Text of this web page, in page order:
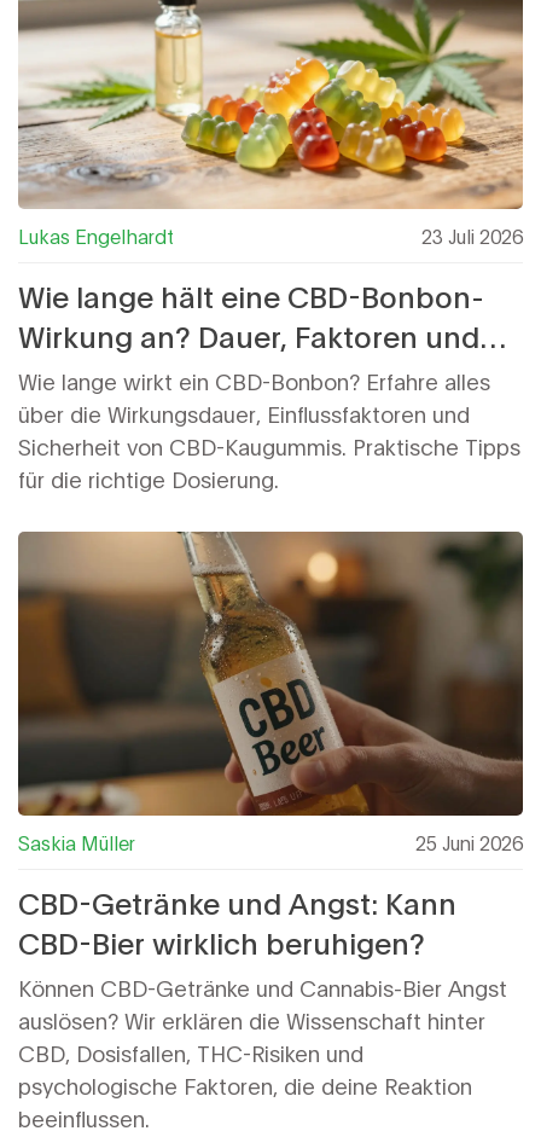
Lukas Engelhardt 23 Juli 2026
Wie lange hält eine CBD-Bonbon-
Wirkung an? Dauer, Faktoren und
Tipps
Wie lange wirkt ein CBD-Bonbon? Erfahre alles
über die Wirkungsdauer, Einflussfaktoren und
Sicherheit von CBD-Kaugummis. Praktische Tipps
für die richtige Dosierung.
Saskia Müller 25 Juni 2026
CBD-Getränke und Angst: Kann
CBD-Bier wirklich beruhigen?
Können CBD-Getränke und Cannabis-Bier Angst
auslösen? Wir erklären die Wissenschaft hinter
CBD, Dosisfallen, THC-Risiken und
psychologische Faktoren, die deine Reaktion
beeinflussen.